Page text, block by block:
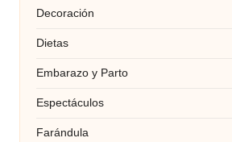
Decoración
Dietas
Embarazo y Parto
Espectáculos
Farándula